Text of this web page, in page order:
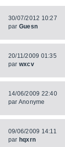
30/07/2012 10:27
par Guesn
20/11/2009 01:35
par wxcv
14/06/2009 22:40
par Anonyme
09/06/2009 14:11
par hqxrn